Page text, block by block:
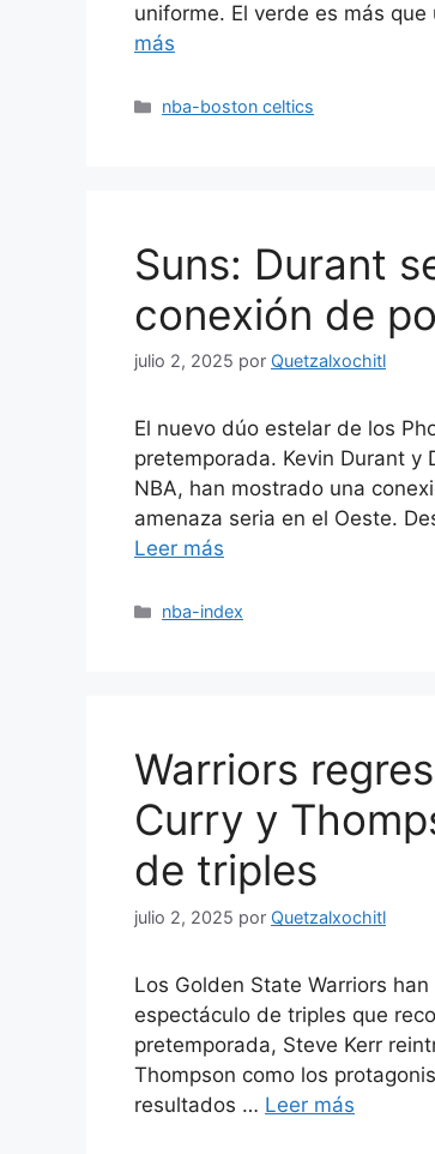
uniforme. El verde es más
más
Categorías
nba-boston celtics
Suns: Durant
conexión de
julio 2, 2025 por Quetzalxochitl
El nuevo dúo estelar de los
pretemporada. Kevin Durant y
NBA, han mostrado una
amenaza seria en el Oeste.
Leer más
Categorías
nba-index
Warriors
Curry y
de triples
julio 2, 2025 por Quetzalxochitl
Los Golden State Warriors
espectáculo de triples que
pretemporada, Steve Kerr
Thompson como los
resultados … Leer más